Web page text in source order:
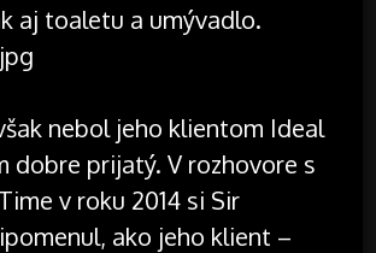
aj toaletu a umývadlo.
nebol jeho klientom Ideal
dobre prijatý. V rozhovore s
v roku 2014 si Sir
ako jeho klient –